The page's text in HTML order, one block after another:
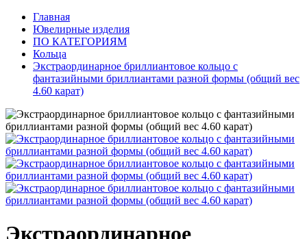
Главная
Ювелирные изделия
ПО КАТЕГОРИЯМ
Кольца
Экстраординарное бриллиантовое кольцо с
фантазийными бриллиантами разной формы (общий вес
4.60 карат)
Экстраординарное